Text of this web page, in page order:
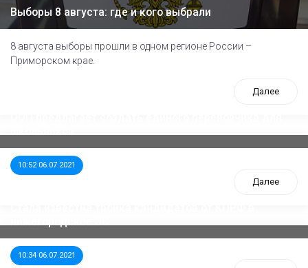
Выборы 8 августа: где и кого выбрали
8 августа выборы прошли в одном регионе России –
Приморском крае.
Далее
10:52 06.07.2021
Далее
10:34 06.07.2021